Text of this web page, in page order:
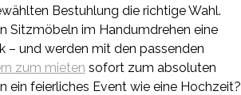
Bestuhlung die richtige Wahl.
Sitzmöbeln im Handumdrehen eine
– und werden mit den passenden
zum mieten sofort zum absoluten
ein feierliches Event wie eine Hochzeit?